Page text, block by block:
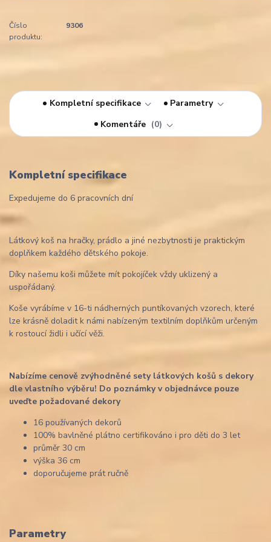
Číslo
produktu:
9306
Kompletní specifikace
Parametry
Komentáře
0
Kompletní specifikace
Expedujeme do 6 pracovních dní
Látkový koš na hračky, prádlo a jiné nezbytnosti je praktickým
doplňkem každého dětského pokoje.
Díky našemu koši můžete mít pokojíček vždy uklizený a
uspořádaný.
Koše vyrábíme v 16-ti nádherných puntíkovaných vzorech, které
lze krásně doladit k námi nabízeným textilním doplňkům určeným
k rostoucí židli i učící věži.
Nabízíme cenově zvýhodněné sety látkových košů s dekory
dle vlastního výběru! Do poznámky v objednávce pouze
uveďte požadované dekory
16 používaných dekorů
100% bavlněné plátno certifikováno i pro děti do 3 let
průměr 30 cm
výška 36 cm
doporučujeme prát ručně
Parametry